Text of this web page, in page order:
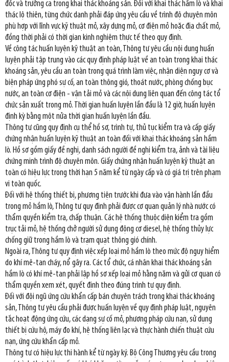
đốc và trưởng ca trong khai thác khoáng sản. Đối với khai thác hầm lò và khai
thác lộ thiên, từng chức danh phải đáp ứng yêu cầu về trình độ chuyên môn
phù hợp với lĩnh vực kỹ thuật mỏ, xây dựng mỏ, cơ điện mỏ hoặc địa chất mỏ,
đồng thời phải có thời gian kinh nghiệm thực tế theo quy định.
Về công tác huấn luyện kỹ thuật an toàn, Thông tư yêu cầu nội dung huấn
luyện phải tập trung vào các quy định pháp luật về an toàn trong khai thác
khoáng sản, yêu cầu an toàn trong quá trình làm việc, nhận diện nguy cơ và
biện pháp ứng phó sự cố, an toàn thông gió, thoát nước, phòng chống bục
nước, an toàn cơ điện - vận tải mỏ và các nội dung liên quan đến công tác tổ
chức sản xuất trong mỏ. Thời gian huấn luyện lần đầu là 12 giờ, huấn luyện
định kỳ bằng một nửa thời gian huấn luyện lần đầu.
Thông tư cũng quy định cụ thể hồ sơ, trình tự, thủ tục kiểm tra và cấp giấy
chứng nhận huấn luyện kỹ thuật an toàn đối với khai thác khoáng sản hầm
lò. Hồ sơ gồm giấy đề nghị, danh sách người đề nghị kiểm tra, ảnh và tài liệu
chứng minh trình độ chuyên môn. Giấy chứng nhận huấn luyện kỹ thuật an
toàn có hiệu lực trong thời hạn 5 năm kể từ ngày cấp và có giá trị trên phạm
vi toàn quốc.
Đối với hệ thống thiết bị, phương tiện trước khi đưa vào vận hành lần đầu
trong mỏ hầm lò, Thông tư quy định phải được cơ quan quản lý nhà nước có
thẩm quyền kiểm tra, chấp thuận. Các hệ thống thuộc diện kiểm tra gồm
trục tải mỏ, hệ thống chở người sử dụng động cơ diesel, hệ thống thủy lực
chống giữ trong hầm lò và trạm quạt thông gió chính.
Ngoài ra, Thông tư quy định việc xếp loại mỏ hầm lò theo mức độ nguy hiểm
do khí mê-tan cháy, nổ gây ra. Các tổ chức, cá nhân khai thác khoáng sản
hầm lò có khí mê-tan phải lập hồ sơ xếp loại mỏ hằng năm và gửi cơ quan có
thẩm quyền xem xét, quyết định theo đúng trình tự quy định.
Đối với đội ngũ ứng cứu khẩn cấp bán chuyên trách trong khai thác khoáng
sản, Thông tư yêu cầu phải được huấn luyện về quy định pháp luật, nguyên
tắc hoạt động ứng cứu, các dạng sự cố mỏ, phương pháp cứu nạn, sử dụng
thiết bị cứu hộ, máy đo khí, hệ thống liên lạc và thực hành chiến thuật cứu
nạn, ứng cứu khẩn cấp mỏ.
Thông tư có hiệu lực thi hành kể từ ngày ký. Bộ Công Thương yêu cầu trong